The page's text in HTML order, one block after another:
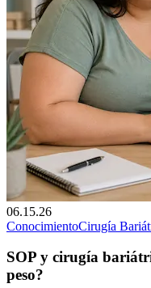
06.15.26
ConocimientoCirugía
SOP y cirugía
peso?